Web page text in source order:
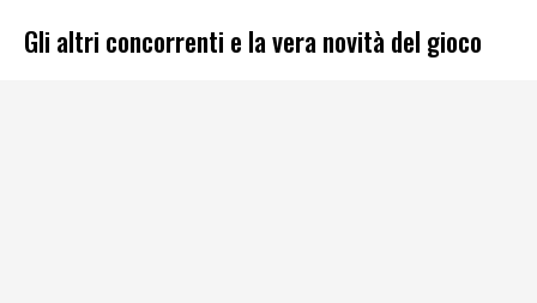
Gli altri concorrenti e la vera novità del gioco